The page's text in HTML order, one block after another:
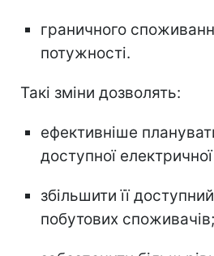
граничного
потужності.
Такі зміни дозволять:
ефективніше
доступної електричної
збільшити її
побутових споживачів;